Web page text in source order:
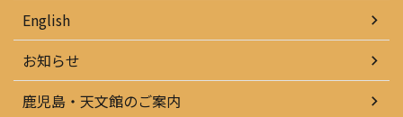
English
お知らせ
鹿児島・天文館のご案内